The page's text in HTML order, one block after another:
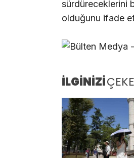
sürdüreceklerini
olduğunu ifade
İLGİNİZİ